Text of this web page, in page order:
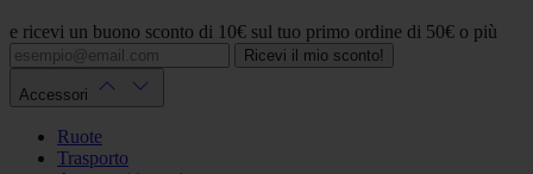
e ricevi un buono sconto di 10€ sul tuo primo ordine di 50€ o più
Ricevi il mio sconto!
Accessori
Ruote
Trasporto